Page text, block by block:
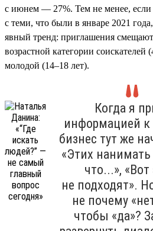
с июнем — 27%. Тем не менее, если
с теми, что были в январе 2021
явный тренд: приглашения
возрастной категории соискателей
молодой (14–18 лет).
Когда я
информацией
бизнес тут же
«Этих
что...»,
не подходят».
не почему
чтобы «да»?